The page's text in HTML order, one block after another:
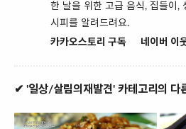
한 날을 위한 고급 음식, 집들이,
시피를 알려드려요.
카카오스토리 구독
네이버 이
✔ '일상/살림의재발견' 카테고리의 다